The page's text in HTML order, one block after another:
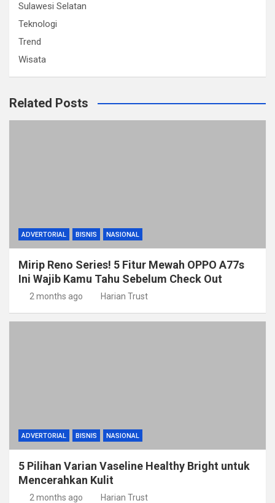
Sulawesi Selatan
Teknologi
Trend
Wisata
Related Posts
ADVERTORIAL BISNIS NASIONAL
Mirip Reno Series! 5 Fitur Mewah OPPO A77s
Ini Wajib Kamu Tahu Sebelum Check Out
2 months ago Harian Trust
ADVERTORIAL BISNIS NASIONAL
5 Pilihan Varian Vaseline Healthy Bright untuk
Mencerahkan Kulit
2 months ago Harian Trust